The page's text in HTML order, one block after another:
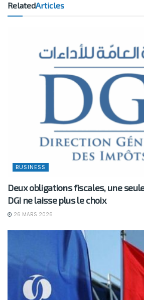
RelatedArticles
BUSINESS
Deux obligations fiscales, une
DGI ne laisse plus le choix
26 MARS 2026